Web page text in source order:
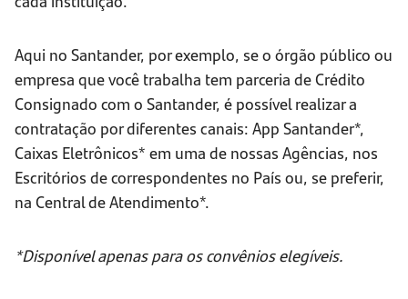
Aqui no Santander, por exemplo, se o órgão público ou
empresa que você trabalha tem parceria de Crédito
Consignado com o Santander, é possível realizar a
contratação por diferentes canais: App Santander*,
Caixas Eletrônicos* em uma de nossas Agências, nos
Escritórios de correspondentes no País ou, se preferir,
na Central de Atendimento*.
*Disponível apenas para os convênios elegíveis.